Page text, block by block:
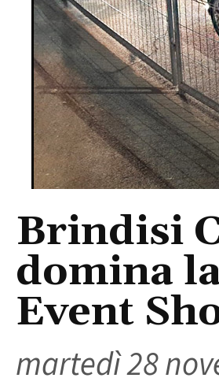
Brindisi
domina
Event
martedì 28